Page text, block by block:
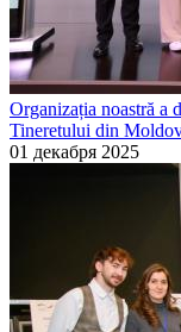
Organizația noastră a
Tineretului din
01 декабря 2025